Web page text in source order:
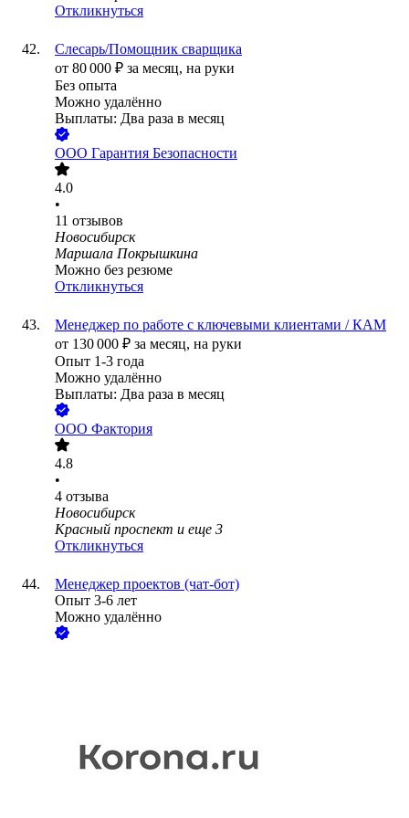
Откликнуться
Слесарь/Помощник сварщика
от 80 000 ₽ за месяц, на руки
Без опыта
Можно удалённо
Выплаты: Два раза в месяц
ООО Гарантия Безопасности
4.0
•
11 отзывов
Новосибирск
Маршала Покрышкина
Можно без резюме
Откликнуться
Менеджер по работе с ключевыми клиентами / КАМ
от 130 000 ₽ за месяц, на руки
Опыт 1-3 года
Можно удалённо
Выплаты: Два раза в месяц
ООО Фактория
4.8
•
4 отзыва
Новосибирск
Красный проспект и еще 3
Откликнуться
Менеджер проектов (чат-бот)
Опыт 3-6 лет
Можно удалённо